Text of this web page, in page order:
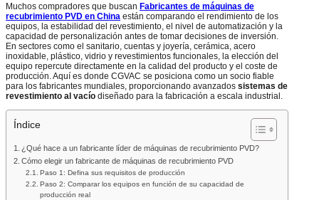
Muchos compradores que buscan Fabricantes de máquinas de
recubrimiento PVD en China están comparando el rendimiento de los
equipos, la estabilidad del revestimiento, el nivel de automatización y la
capacidad de personalización antes de tomar decisiones de inversión.
En sectores como el sanitario, cuentas y joyería, cerámica, acero
inoxidable, plástico, vidrio y revestimientos funcionales, la elección del
equipo repercute directamente en la calidad del producto y el coste de
producción. Aquí es donde CGVAC se posiciona como un socio fiable
para los fabricantes mundiales, proporcionando avanzados sistemas de
revestimiento al vacío diseñado para la fabricación a escala industrial.
Índice
¿Qué hace a un fabricante líder de máquinas de recubrimiento PVD?
Cómo elegir un fabricante de máquinas de recubrimiento PVD
Paso 1: Defina sus requisitos de producción
Paso 2: Comparar los equipos en función de su capacidad de
producción real